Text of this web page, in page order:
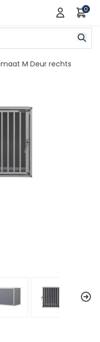
0
M Deur rechts